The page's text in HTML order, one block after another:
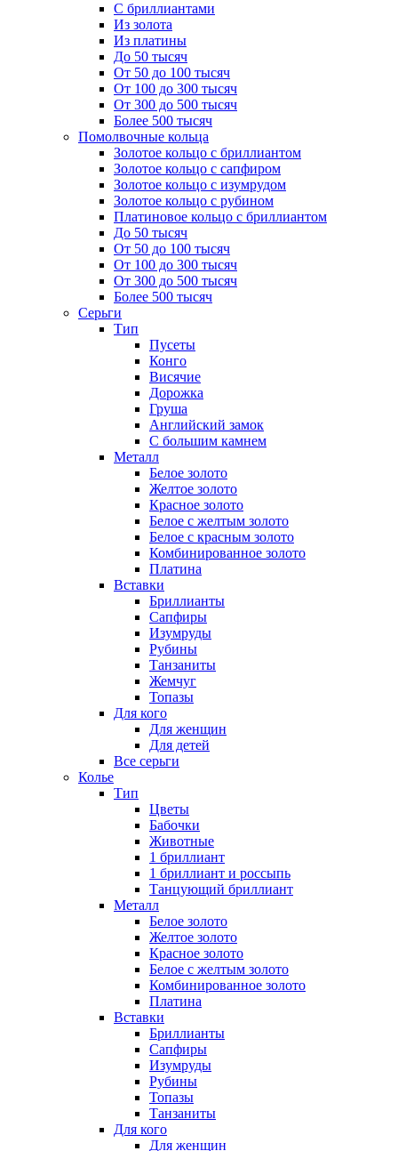
С бриллиантами
Из золота
Из платины
До 50 тысяч
От 50 до 100 тысяч
От 100 до 300 тысяч
От 300 до 500 тысяч
Более 500 тысяч
Помолвочные кольца
Золотое кольцо с бриллиантом
Золотое кольцо с сапфиром
Золотое кольцо с изумрудом
Золотое кольцо с рубином
Платиновое кольцо с бриллиантом
До 50 тысяч
От 50 до 100 тысяч
От 100 до 300 тысяч
От 300 до 500 тысяч
Более 500 тысяч
Серьги
Тип
Пусеты
Конго
Висячие
Дорожка
Груша
Английский замок
С большим камнем
Металл
Белое золото
Желтое золото
Красное золото
Белое с желтым золото
Белое с красным золото
Комбинированное золото
Платина
Вставки
Бриллианты
Сапфиры
Изумруды
Рубины
Танзаниты
Жемчуг
Топазы
Для кого
Для женщин
Для детей
Все серьги
Колье
Тип
Цветы
Бабочки
Животные
1 бриллиант
1 бриллиант и россыпь
Танцующий бриллиант
Металл
Белое золото
Желтое золото
Красное золото
Белое с желтым золото
Комбинированное золото
Платина
Вставки
Бриллианты
Сапфиры
Изумруды
Рубины
Топазы
Танзаниты
Для кого
Для женщин